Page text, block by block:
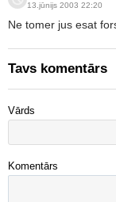
13.jūnijs 2003 22:20
Ne tomer jus esat
Tavs komentārs
Vārds
Komentārs